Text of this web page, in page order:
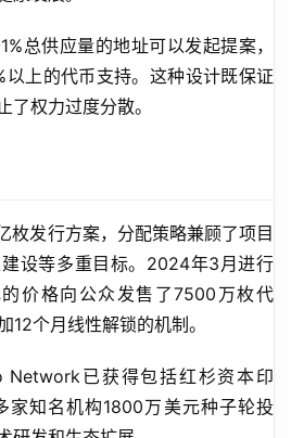
总供应量的地址可以发起提案，
上的代币支持。这种设计既保证
了权力过度分散。
枚发行方案，分配策略兼顾了项目
设等多重目标。2024年3月进行
价格向公众发售了7500万枚代
12个月线性解锁的机制。
Network已获得包括红杉资本印
家知名机构1800万美元种子轮投